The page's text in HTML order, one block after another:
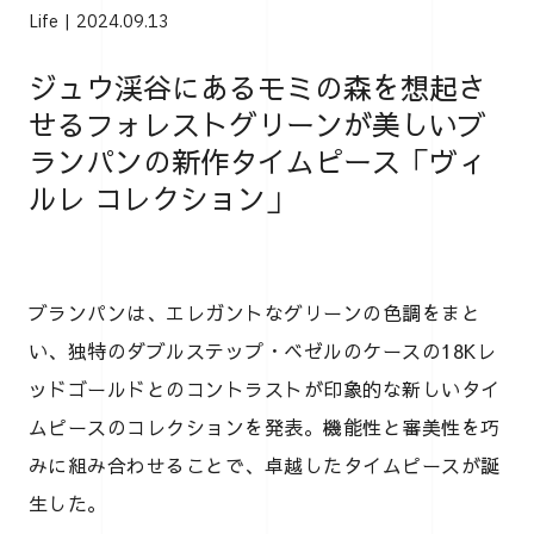
Life 2024.09.13
ジュウ渓谷にあるモミの森を想起さ
せるフォレストグリーンが美しいブ
ランパンの新作タイムピース「ヴィ
ルレ コレクション」
ブランパンは、エレガントなグリーンの色調をまと
い、独特のダブルステップ・ベゼルのケースの18Kレ
ッドゴールドとのコントラストが印象的な新しいタイ
ムピースのコレクションを発表。機能性と審美性を巧
みに組み合わせることで、卓越したタイムピースが誕
生した。